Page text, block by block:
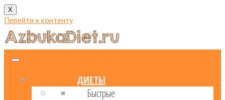
X
Перейти к контенту
ДИЕТЫ
Быстрые